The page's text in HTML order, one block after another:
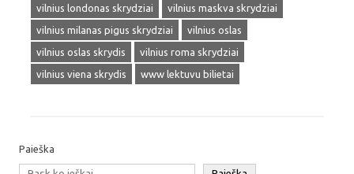
vilnius londonas skrydziai
vilnius maskva skrydziai
vilnius milanas pigus skrydziai
vilnius oslas
vilnius oslas skrydis
vilnius roma skrydziai
vilnius viena skrydis
www lektuvu bilietai
Paieška